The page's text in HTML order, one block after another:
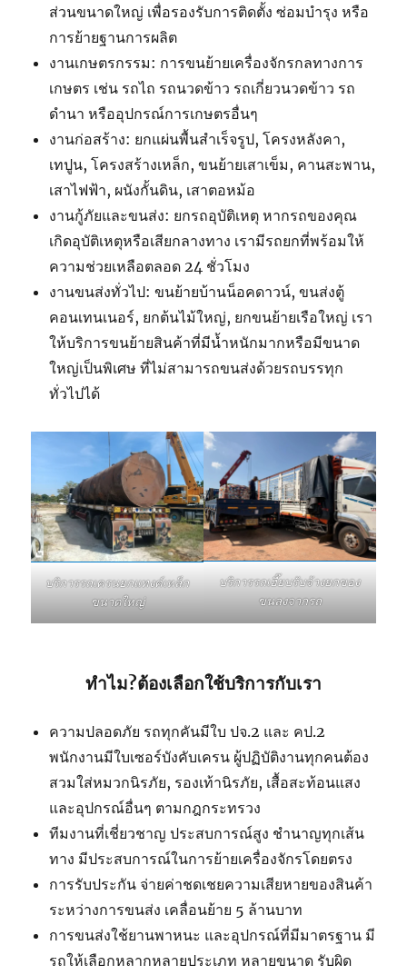
ส่วนขนาดใหญ่ เพื่อรองรับการติดตั้ง ซ่อมบำรุง หรือ
การย้ายฐานการผลิต
งานเกษตรกรรม: การขนย้ายเครื่องจักรกลทางการ
เกษตร เช่น รถไถ รถนวดข้าว รถเกี่ยวนวดข้าว รถ
ดำนา หรืออุปกรณ์การเกษตรอื่นๆ
งานก่อสร้าง: ยกแผ่นพื้นสำเร็จรูป, โครงหลังคา,
เทปูน, โครงสร้างเหล็ก, ขนย้ายเสาเข็ม, คานสะพาน,
เสาไฟฟ้า, ผนังกั้นดิน, เสาตอหม้อ
งานกู้ภัยและขนส่ง: ยกรถอุบัติเหตุ หากรถของคุณ
เกิดอุบัติเหตุหรือเสียกลางทาง เรามีรถยกที่พร้อมให้
ความช่วยเหลือตลอด 24 ชั่วโมง
งานขนส่งทั่วไป: ขนย้ายบ้านน็อคดาวน์, ขนส่งตู้
คอนเทนเนอร์, ยกต้นไม้ใหญ่, ยกขนย้ายเรือใหญ่ เรา
ให้บริการขนย้ายสินค้าที่มีน้ำหนักมากหรือมีขนาด
ใหญ่เป็นพิเศษ ที่ไม่สามารถขนส่งด้วยรถบรรทุก
ทั่วไปได้
บริการรถเครนยกแทงค์เหล็ก
ขนาดใหญ่
บริการรถเฮี๊ยบรับจ้างยกของ
ขนลงจากรถ
ทำไม?ต้องเลือกใช้บริการกับเรา
ความปลอดภัย รถทุกคันมีใบ ปจ.2 และ คป.2
พนักงานมีใบเซอร์บังคับเครน ผู้ปฏิบัติงานทุกคนต้อง
สวมใส่หมวกนิรภัย, รองเท้านิรภัย, เสื้อสะท้อนแสง
และอุปกรณ์อื่นๆ ตามกฎกระทรวง
ทีมงานที่เชี่ยวชาญ ประสบการณ์สูง ชำนาญทุกเส้น
ทาง มีประสบการณ์ในการย้ายเครื่องจักรโดยตรง
การรับประกัน จ่ายค่าชดเชยความเสียหายของสินค้า
ระหว่างการขนส่ง เคลื่อนย้าย 5 ล้านบาท
การขนส่งใช้ยานพาหนะ และอุปกรณ์ที่มีมาตรฐาน มี
รถให้เลือกหลากหลายประเภท หลายขนาด รับผิด